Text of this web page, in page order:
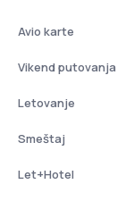
Avio karte
Vikend putovanja
Letovanje
Smeštaj
Let+Hotel